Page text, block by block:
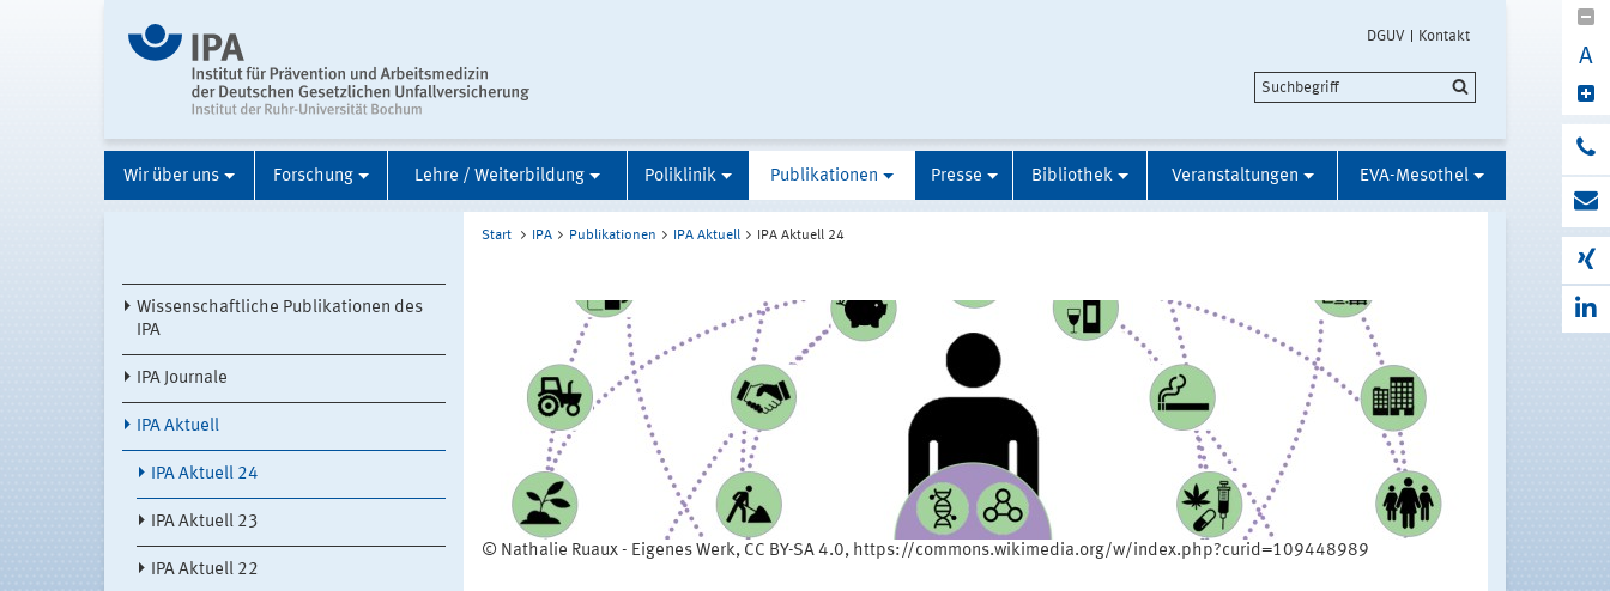
DGUV Kontakt
A
Wir über uns Forschung Lehre / Weiterbildung Poliklinik Publikationen Presse Bibliothek Veranstaltungen EVA-Mesothel
Wissenschaftliche Publikationen des
IPA
IPA Journale
IPA Aktuell
IPA Aktuell 24
IPA Aktuell 23
IPA Aktuell 22
Start IPA Publikationen IPA Aktuell IPA Aktuell 24
© Nathalie Ruaux - Eigenes Werk, CC BY-SA 4.0, https://commons.wikimedia.org/w/index.php?curid=109448989